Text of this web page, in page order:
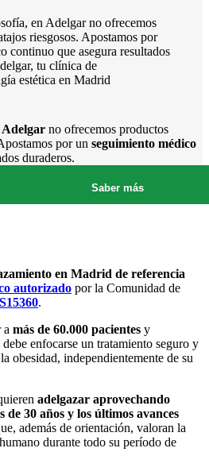
Adelgar no ofrecemos productos
por un seguimiento médico
duraderos.
Saber más
en Madrid de referencia
autorizado por la Comunidad de
.
a más de 60.000 pacientes y
enfocarse un tratamiento seguro y
obesidad, independientemente de su
adelgazar aprovechando
de 30 años y los últimos avances
además de orientación, valoran la
durante todo su período de